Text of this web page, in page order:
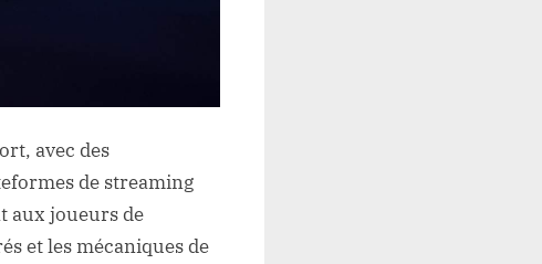
avec des
de streaming
aux joueurs de
et les mécaniques de